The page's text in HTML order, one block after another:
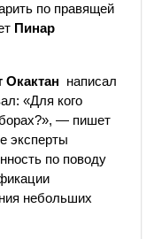
по правящей
Пинар
Окактан написал
«Для кого
— пишет
эксперты
по поводу
небольших